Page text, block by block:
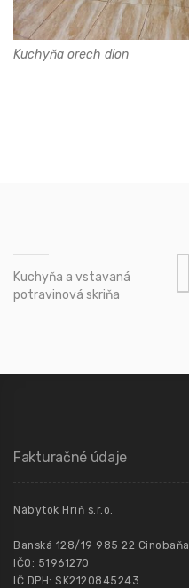
Kuchyňa orech dion
Kuchyňa a vstavaná
potravinová skriňa
Fakturačné údaje
Nábytok Hriň s.r.o.
Banská 128/19 985 22 Cinobaňa
IČO: 51961270
IČ DPH: SK2120845243